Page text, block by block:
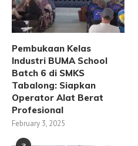
Pembukaan Kelas
Industri BUMA School
Batch 6 di SMKS
Tabalong: Siapkan
Operator Alat Berat
Profesional
February 3, 2025